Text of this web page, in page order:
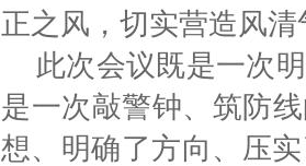
正之风，切实营造风
此次会议既是一次
是一次敲警钟、筑防
想、明确了方向、压